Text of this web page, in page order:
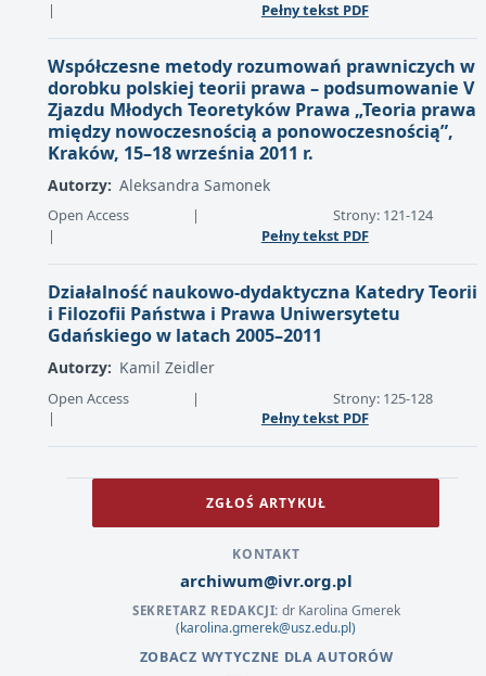
| Pełny tekst PDF
Współczesne metody rozumowań prawniczych w
dorobku polskiej teorii prawa – podsumowanie V
Zjazdu Młodych Teoretyków Prawa „Teoria prawa
między nowoczesnością a ponowoczesnością”,
Kraków, 15–18 września 2011 r.
Autorzy: Aleksandra Samonek
Open Access |
Strony: 121-124
|
Pełny tekst PDF
Działalność naukowo-dydaktyczna Katedry Teorii
i Filozofii Państwa i Prawa Uniwersytetu
Gdańskiego w latach 2005–2011
Autorzy: Kamil Zeidler
Open Access |
Strony: 125-128
|
Pełny tekst PDF
ZGŁOŚ ARTYKUŁ
KONTAKT
archiwum@ivr.org.pl
SEKRETARZ REDAKCJI: dr Karolina Gmerek
(karolina.gmerek@usz.edu.pl)
ZOBACZ WYTYCZNE DLA AUTORÓW